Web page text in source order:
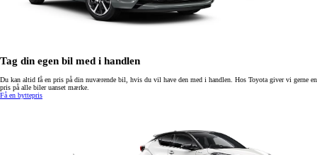
Tag din egen bil med i handlen
Du kan altid få en pris på din nuværende bil, hvis du vil have den med i handlen. Hos Toyota giver vi gerne en
pris på alle biler uanset mærke.
Få en byttepris